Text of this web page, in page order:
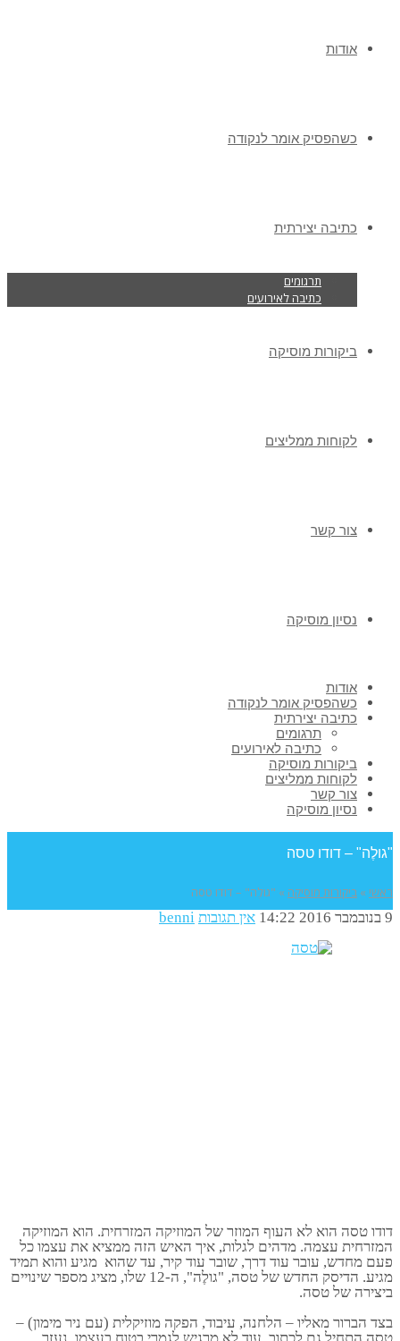
אודות
כשהפסיק אומר לנקודה
כתיבה יצירתית
תרגומים
כתיבה לאירועים
ביקורות מוסיקה
לקוחות ממליצים
צור קשר
נסיון מוסיקה
אודות
כשהפסיק אומר לנקודה
כתיבה יצירתית
תרגומים
כתיבה לאירועים
ביקורות מוסיקה
לקוחות ממליצים
צור קשר
נסיון מוסיקה
– דודו טסה
» ביקורות מוסיקה» "גולֶה" – דודו טסה
14:22 אין תגובות benni
טסה הוא לא העוף המוזר של המוזיקה המזרחית. הוא המוזיקה
עצמה. מדהים לגלות, איך האיש הזה ממציא את עצמו כל
מחדש, עובר עוד דרך, שובר עוד קיר, עד שהוא מגיע והוא תמיד
מגיע. הדיסק החדש של טסה, "גולֶה", ה-12 שלו, מציג מספר שינויים
של טסה.
הברור מאליו – הלחנה, עיבוד, הפקה מוזיקלית (עם ניר מימון) –